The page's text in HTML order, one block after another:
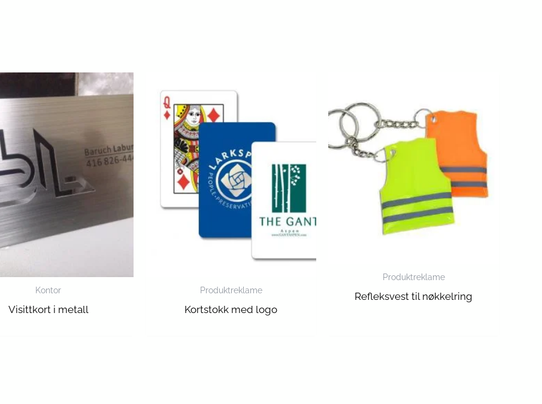
Kontor
Visittkort i metall
Produktreklame
Kortstokk med logo
Produktreklame
Refleksvest til nøkkelring